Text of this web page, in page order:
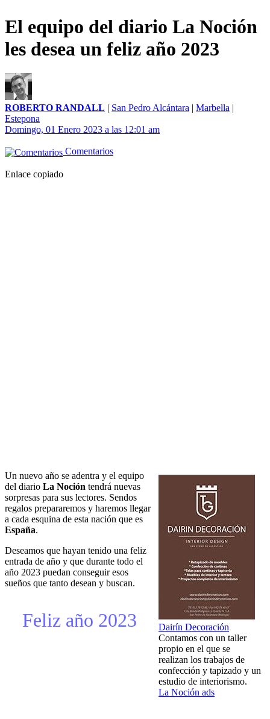
El equipo del diario La Noción
les desea un feliz año 2023
ROBERTO RANDALL | San Pedro Alcántara | Marbella |
Estepona
Domingo, 01 Enero 2023 a las 12:01 am
Comentarios
Enlace copiado
Dairín Decoración
Contamos con un taller
propio en el que se
realizan los trabajos de
confección y tapizado y un
estudio de interiorismo.
La Noción ads
Un nuevo año se adentra y el equipo
del diario La Noción tendrá nuevas
sorpresas para sus lectores. Sendos
regalos prepararemos y haremos llegar
a cada esquina de esta nación que es
España.
Deseamos que hayan tenido una feliz
entrada de año y que durante todo el
año 2023 puedan conseguir esos
sueños que tanto desean y buscan.
Feliz año 2023